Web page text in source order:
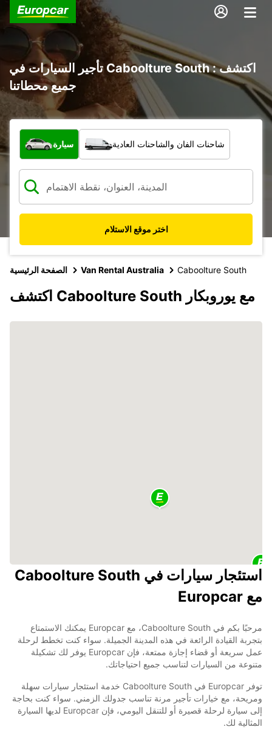
تأجير السيارات في Caboolture South : اكتشف
جميع محطاتنا
ما نوع المركبة؟
سيارة شاحنات الفان والشاحنات العادية
اختر موقع الاستلام
الصفحة الرئيسية Van Rental Australia Caboolture South
اكتشف Caboolture South مع يوروبكار
استئجار سيارات في Caboolture South
مع Europcar
مرحبًا بكم في Caboolture South، مع Europcar يمكنك الاستمتاع
بتجربة القيادة الرائعة في هذه المدينة الجميلة. سواء كنت تخطط لرحلة
عمل سريعة أو قضاء إجازة ممتعة، فإن Europcar يوفر لك تشكيلة
متنوعة من السيارات لتناسب جميع احتياجاتك.
توفر Europcar في Caboolture South خدمة استئجار سيارات سهلة
ومريحة، مع خيارات تأجير مرنة تناسب جدولك الزمني. سواء كنت بحاجة
إلى سيارة لرحلة قصيرة أو للتنقل اليومي، فإن Europcar لديها السيارة
المثالية لك.